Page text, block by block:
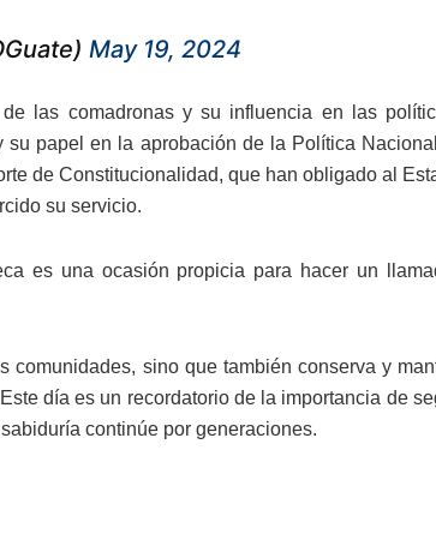
May 19, 2024
las comadronas y su influencia en las
su papel en la aprobación de la Política
de Constitucionalidad, que han obligado al
su servicio.
es una ocasión propicia para hacer un
comunidades, sino que también conserva y
día es un recordatorio de la importancia de
continúe por generaciones.